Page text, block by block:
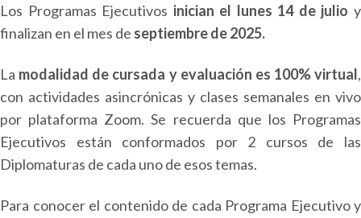
Los Programas Ejecutivos inician el lunes 14 de julio y
finalizan en el mes de septiembre de 2025.
La modalidad de cursada y evaluación es 100% virtual,
con actividades asincrónicas y clases semanales en vivo
por plataforma Zoom. Se recuerda que los Programas
Ejecutivos están conformados por 2 cursos de las
Diplomaturas de cada uno de esos temas.
Para conocer el contenido de cada Programa Ejecutivo y